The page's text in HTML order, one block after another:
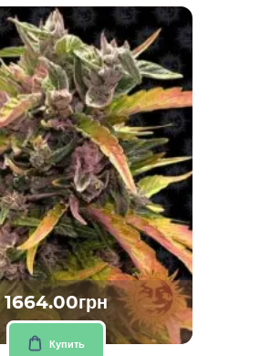
1664.00грн
Купить